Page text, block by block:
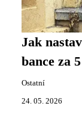
Jak
bance za
Ostatní
24. 05. 2026